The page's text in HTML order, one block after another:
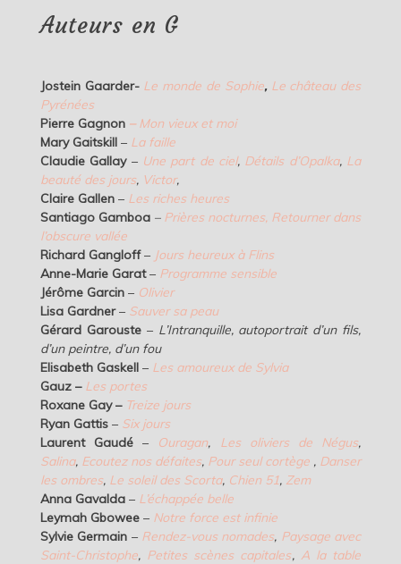
Auteurs en G
Jostein Gaarder- Le monde de Sophie, Le château des
Pyrénées
Pierre Gagnon– Mon vieux et moi
Mary Gaitskill– La faille
Claudie Gallay– Une part de ciel, Détails d’Opalka, La
beauté des jours, Victor,
Claire Gallen– Les riches heures
Santiago Gamboa– Prières nocturnes, Retourner dans
l’obscure vallée
Richard Gangloff– Jours heureux à Flins
Anne-Marie Garat– Programme sensible
Jérôme Garcin– Olivier
Lisa Gardner– Sauver sa peau
Gérard Garouste– L’Intranquille, autoportrait d’un fils,
d’un peintre, d’un fou
Elisabeth Gaskell– Les amoureux de Sylvia
Gauz – Les portes
Roxane Gay – Treize jours
Ryan Gattis– Six jours
Laurent Gaudé – Ouragan, Les oliviers de Négus,
Salina, Ecoutez nos défaites, Pour seul cortège , Danser
les ombres, Le soleil des Scorta, Chien 51, Zem
Anna Gavalda–L’échappée belle
Leymah Gbowee–Notre force est infinie
Sylvie Germain – Rendez-vous nomades, Paysage avec
Saint-Christophe, Petites scènes capitales, A la table